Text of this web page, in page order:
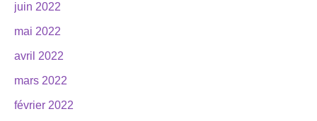
juin 2022
mai 2022
avril 2022
mars 2022
février 2022